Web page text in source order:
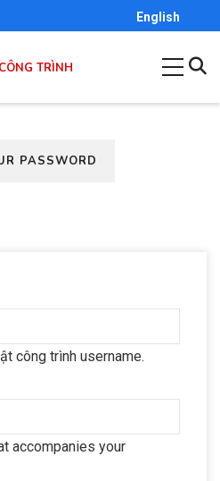
English
TRÌNH
PASSWORD
công trình username.
accompanies your